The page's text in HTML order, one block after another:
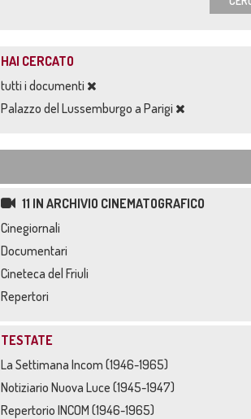
HAI CERCATO
tutti i documenti
Palazzo del Lussemburgo a Parigi
11 IN ARCHIVIO CINEMATOGRAFICO
Cinegiornali
Documentari
Cineteca del Friuli
Repertori
TESTATE
La Settimana Incom (1946-1965)
Notiziario Nuova Luce (1945-1947)
Repertorio INCOM (1946-1965)